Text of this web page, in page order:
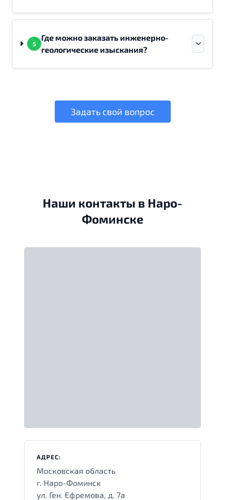
5
Где можно заказать инженерно-
геологические изыскания?
Задать свой вопрос
Наши контакты в Наро-
Фоминске
АДРЕС:
Московская область
г. Наро-Фоминск
ул. Ген. Ефремова, д. 7а